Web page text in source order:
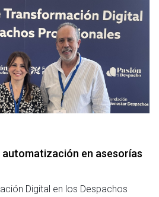
en asesorías
Digital en los Despachos